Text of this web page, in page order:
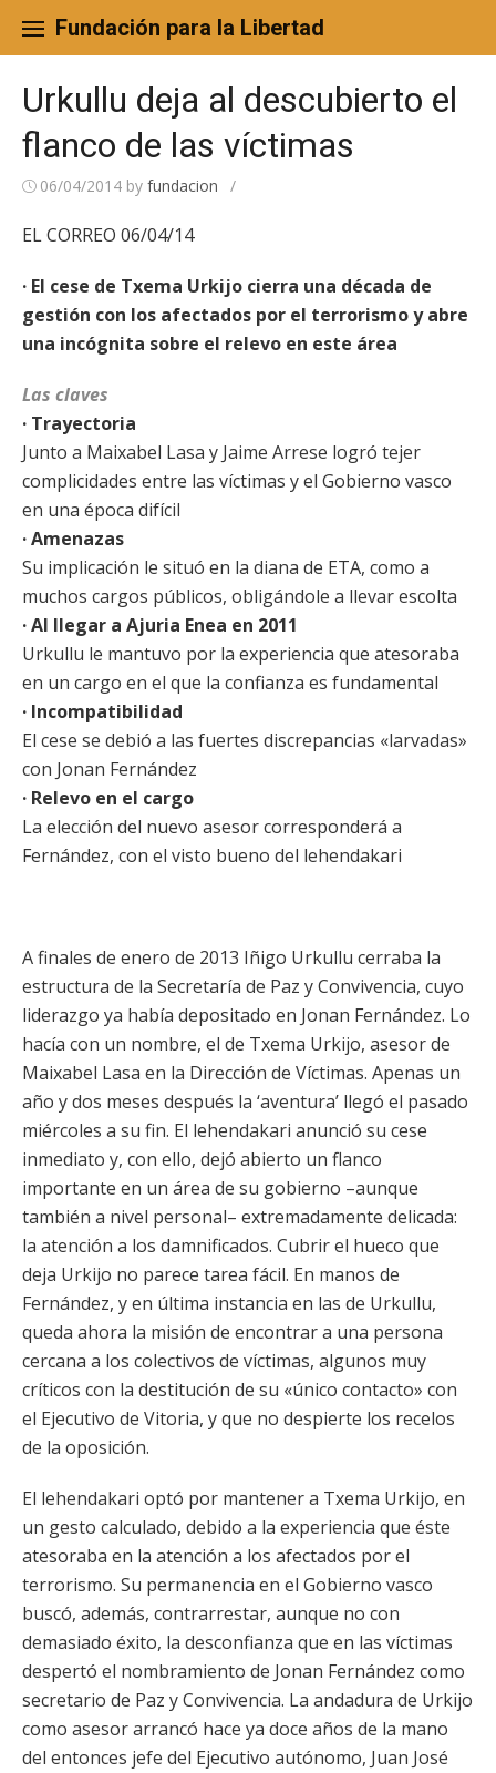
content
Fundación para la Libertad
Urkullu deja al descubierto el
flanco de las víctimas
06/04/2014 by fundacion /
EL CORREO 06/04/14
· El cese de Txema Urkijo cierra una década de
gestión con los afectados por el terrorismo y abre
una incógnita sobre el relevo en este área
Las claves
· Trayectoria
Junto a Maixabel Lasa y Jaime Arrese logró tejer
complicidades entre las víctimas y el Gobierno vasco
en una época difícil
· Amenazas
Su implicación le situó en la diana de ETA, como a
muchos cargos públicos, obligándole a llevar escolta
· Al llegar a Ajuria Enea en 2011
Urkullu le mantuvo por la experiencia que atesoraba
en un cargo en el que la confianza es fundamental
· Incompatibilidad
El cese se debió a las fuertes discrepancias «larvadas»
con Jonan Fernández
· Relevo en el cargo
La elección del nuevo asesor corresponderá a
Fernández, con el visto bueno del lehendakari
A finales de enero de 2013 Iñigo Urkullu cerraba la
estructura de la Secretaría de Paz y Convivencia, cuyo
liderazgo ya había depositado en Jonan Fernández. Lo
hacía con un nombre, el de Txema Urkijo, asesor de
Maixabel Lasa en la Dirección de Víctimas. Apenas un
año y dos meses después la ‘aventura’ llegó el pasado
miércoles a su fin. El lehendakari anunció su cese
inmediato y, con ello, dejó abierto un flanco
importante en un área de su gobierno –aunque
también a nivel personal– extremadamente delicada:
la atención a los damnificados. Cubrir el hueco que
deja Urkijo no parece tarea fácil. En manos de
Fernández, y en última instancia en las de Urkullu,
queda ahora la misión de encontrar a una persona
cercana a los colectivos de víctimas, algunos muy
críticos con la destitución de su «único contacto» con
el Ejecutivo de Vitoria, y que no despierte los recelos
de la oposición.
El lehendakari optó por mantener a Txema Urkijo, en
un gesto calculado, debido a la experiencia que éste
atesoraba en la atención a los afectados por el
terrorismo. Su permanencia en el Gobierno vasco
buscó, además, contrarrestar, aunque no con
demasiado éxito, la desconfianza que en las víctimas
despertó el nombramiento de Jonan Fernández como
secretario de Paz y Convivencia. La andadura de Urkijo
como asesor arrancó hace ya doce años de la mano
del entonces jefe del Ejecutivo autónomo, Juan José